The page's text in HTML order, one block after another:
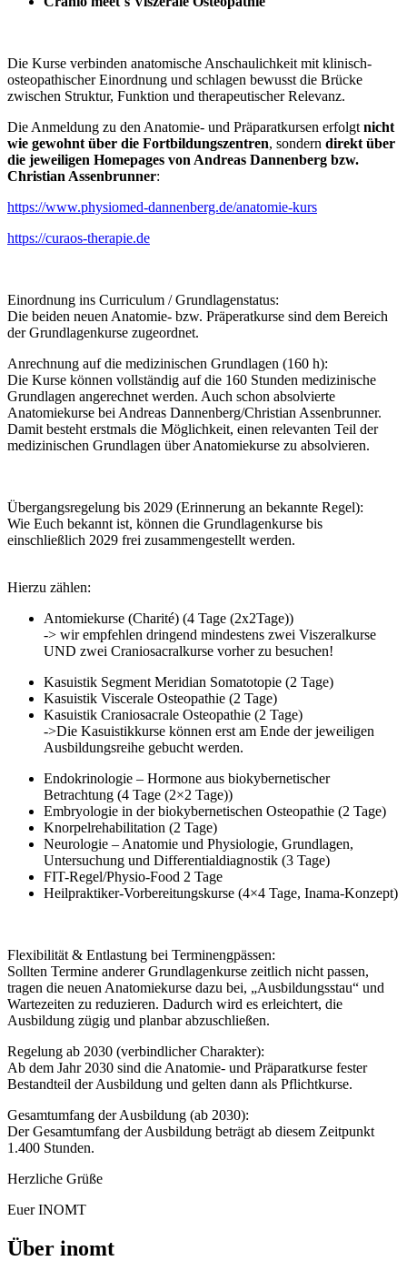
Die Kurse verbinden anatomische Anschaulichkeit mit klinisch-
osteopathischer Einordnung und schlagen bewusst die Brücke
zwischen Struktur, Funktion und therapeutischer Relevanz.
Die Anmeldung zu den Anatomie- und Präparatkursen erfolgt nicht
wie gewohnt über die Fortbildungszentren, sondern direkt über
die jeweiligen Homepages von Andreas Dannenberg bzw.
Christian Assenbrunner:
https://www.physiomed-dannenberg.de/anatomie-kurs
https://curaos-therapie.de
Einordnung ins Curriculum / Grundlagenstatus:
Die beiden neuen Anatomie- bzw. Präperatkurse sind dem Bereich
der Grundlagenkurse zugeordnet.
Anrechnung auf die medizinischen Grundlagen (160 h):
Die Kurse können vollständig auf die 160 Stunden medizinische
Grundlagen angerechnet werden. Auch schon absolvierte
Anatomiekurse bei Andreas Dannenberg/Christian Assenbrunner.
Damit besteht erstmals die Möglichkeit, einen relevanten Teil der
medizinischen Grundlagen über Anatomiekurse zu absolvieren.
Übergangsregelung bis 2029 (Erinnerung an bekannte Regel):
Wie Euch bekannt ist, können die Grundlagenkurse bis
einschließlich 2029 frei zusammengestellt werden.
Hierzu zählen:
Antomiekurse (Charité) (4 Tage (2x2Tage))
-> wir empfehlen dringend mindestens zwei Viszeralkurse
UND zwei Craniosacralkurse vorher zu besuchen!
Kasuistik Segment Meridian Somatotopie (2 Tage)
Kasuistik Viscerale Osteopathie (2 Tage)
Kasuistik Craniosacrale Osteopathie (2 Tage)
->Die Kasuistikkurse können erst am Ende der jeweiligen
Ausbildungsreihe gebucht werden.
Endokrinologie – Hormone aus biokybernetischer
Betrachtung (4 Tage (2×2 Tage))
Embryologie in der biokybernetischen Osteopathie (2 Tage)
Knorpelrehabilitation (2 Tage)
Neurologie – Anatomie und Physiologie, Grundlagen,
Untersuchung und Differentialdiagnostik (3 Tage)
FIT-Regel/Physio-Food 2 Tage
Heilpraktiker-Vorbereitungskurse (4×4 Tage, Inama-Konzept)
Flexibilität & Entlastung bei Terminengpässen:
Sollten Termine anderer Grundlagenkurse zeitlich nicht passen,
tragen die neuen Anatomiekurse dazu bei, „Ausbildungsstau“ und
Wartezeiten zu reduzieren. Dadurch wird es erleichtert, die
Ausbildung zügig und planbar abzuschließen.
Regelung ab 2030 (verbindlicher Charakter):
Ab dem Jahr 2030 sind die Anatomie- und Präparatkurse fester
Bestandteil der Ausbildung und gelten dann als Pflichtkurse.
Gesamtumfang der Ausbildung (ab 2030):
Der Gesamtumfang der Ausbildung beträgt ab diesem Zeitpunkt
1.400 Stunden.
Herzliche Grüße
Euer INOMT
Über inomt